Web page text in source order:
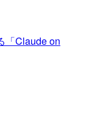
「Claude on